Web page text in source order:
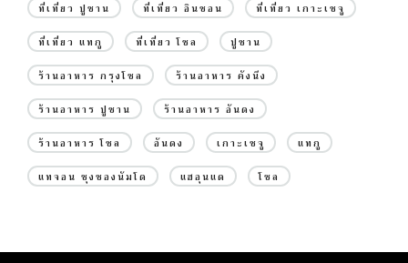
ที่เที่ยว ปูซาน ที่เที่ยว อินชอน ที่เที่ยว เกาะเชจู
ที่เที่ยว แทกู ที่เที่ยว โซล ปูซาน
ร้านอาหาร กรุงโซล ร้านอาหาร คังนึง
ร้านอาหาร ปูซาน ร้านอาหาร อันดง
ร้านอาหาร โซล อันดง เกาะเชจู แทกู
แทจอน ชุงชองนัมโด แฮอุนแด โซล